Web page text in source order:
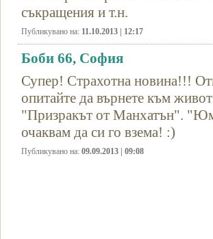
съкращения и т.н.
Публикувано на: 11.10.2013 | 12:17
Боби 66, София
Супер! Страхотна новина!!!
опитайте да върнете към
"Призракът от Манхатън".
очаквам да си го взема! :)
Публикувано на: 09.09.2013 | 09:08